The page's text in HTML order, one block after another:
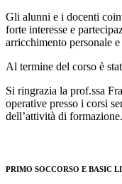
Gli alunni e i docenti
forte interesse e
arricchimento personale
Al termine del corso è
Si ringrazia la prof.ssa
operative presso i corsi
dell’attività di formazione.
PRIMO SOCCORSO E BASIC